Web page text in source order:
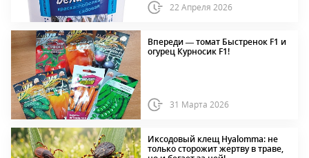
22 Апреля 2026
Впереди — томат Быстренок F1 и
огурец Курносик F1!
31 Марта 2026
Иксодовый клещ Hyalomma: не
только сторожит жертву в траве,